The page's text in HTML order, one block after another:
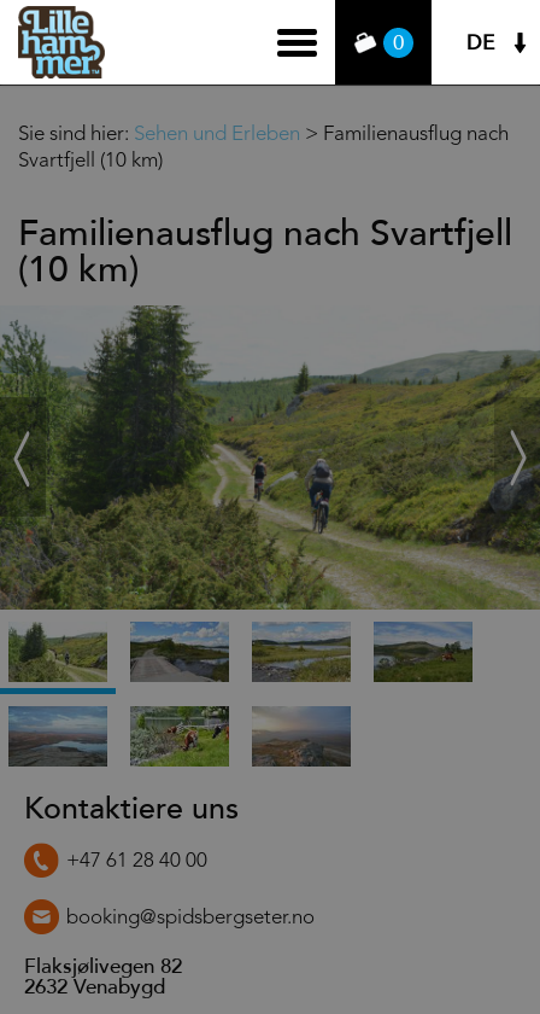
0 DE
Sie sind hier: Sehen und Erleben > Familienausflug nach
Svartfjell (10 km)
Familienausflug nach Svartfjell
(10 km)
‹
Zurück
›
Kontaktiere uns
+47 61 28 40 00
booking@spidsbergseter.no
Flaksjølivegen 82
2632 Venabygd